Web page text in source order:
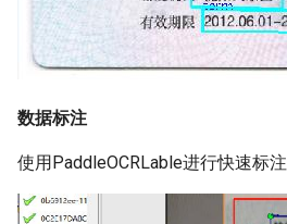
数据标注
使用PaddleOCRLable进行快速标注